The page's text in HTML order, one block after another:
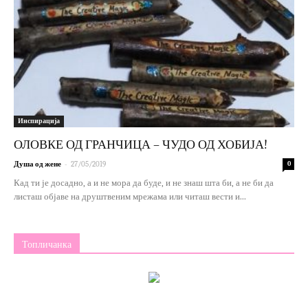
Инспирација
ОЛОВКЕ ОД ГРАНЧИЦА – ЧУДО ОД ХОБИЈА!
Душа од жене - 27/05/2019 0
Кад ти је досадно, а и не мора да буде, и не знаш шта би, а не би да
листаш објаве на друштвеним мрежама или читаш вести и...
Топличанка